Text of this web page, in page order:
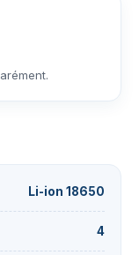
Li-ion 18650
4